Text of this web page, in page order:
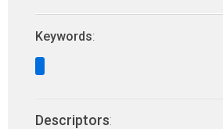
Keywords:
Descriptors: